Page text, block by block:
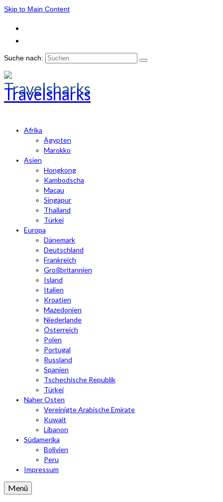
Skip to Main Content
Suche nach:
Travelsharks
Afrika
Ägypten
Marokko
Asien
Hongkong
Kambodscha
Macau
Singapur
Thailand
Türkei
Europa
Dänemark
Deutschland
Frankreich
Großbritannien
Island
Italien
Kroatien
Mazedonien
Niederlande
Österreich
Polen
Portugal
Russland
Spanien
Tschechische Republik
Türkei
Naher Osten
Vereinigte Arabische Emirate
Kuwait
Libanon
Südamerika
Bolivien
Peru
Impressum
Menü